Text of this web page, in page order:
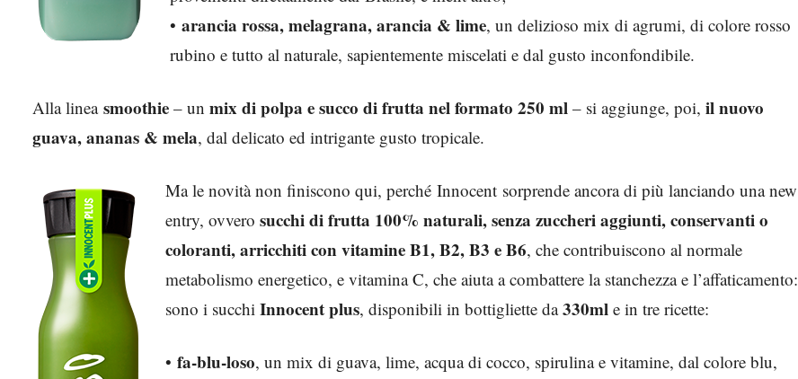
• arancia rossa, melagrana, arancia & lime, un delizioso mix di agrumi, di colore rosso
rubino e tutto al naturale, sapientemente miscelati e dal gusto inconfondibile.
Alla linea smoothie – un mix di polpa e succo di frutta nel formato 250 ml – si aggiunge, poi, il nuovo
guava, ananas & mela, dal delicato ed intrigante gusto tropicale.
Ma le novità non finiscono qui, perché Innocent sorprende ancora di più lanciando una new
entry, ovvero succhi di frutta 100% naturali, senza zuccheri aggiunti, conservanti o
coloranti, arricchiti con vitamine B1, B2, B3 e B6, che contribuiscono al normale
metabolismo energetico, e vitamina C, che aiuta a combattere la stanchezza e l’affaticamento:
sono i succhi Innocent plus, disponibili in bottigliette da330ml e in tre ricette:
• fa-blu-loso, un mix di guava, lime, acqua di cocco, spirulina e vitamine, dal colore blu,